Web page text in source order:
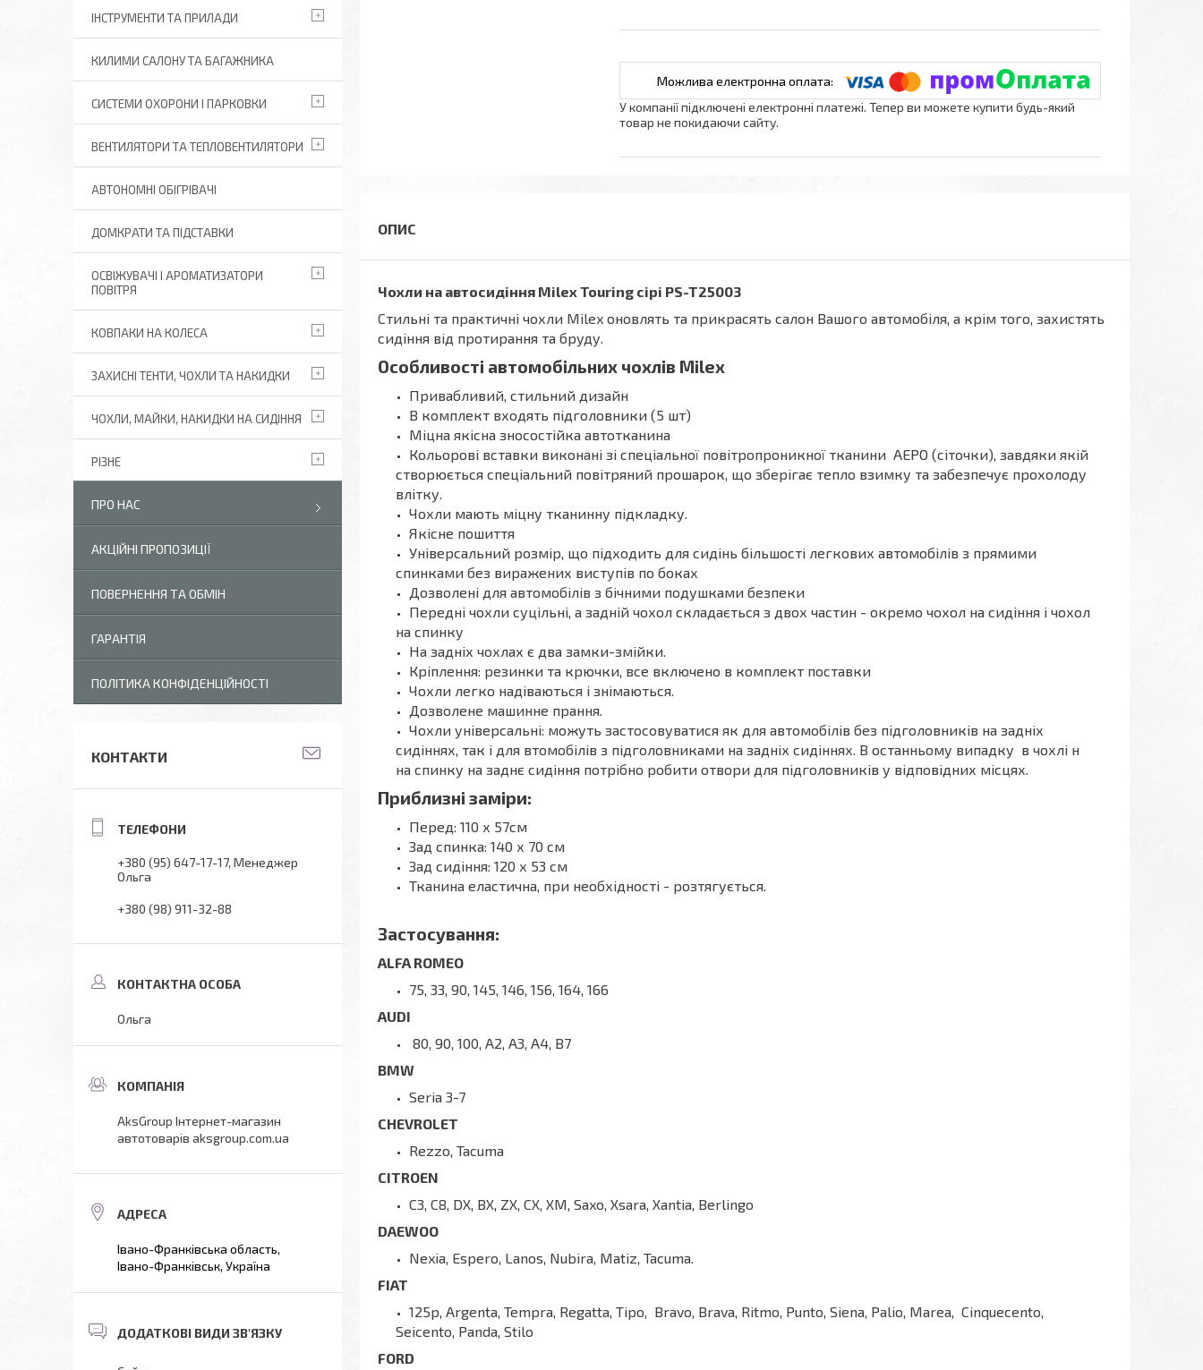
У компанії підключені електронні платежі. Тепер ви можете купити будь-який
товар не покидаючи сайту.
Чохли на автосидіння Milex Touring сірі PS-T25003
Стильні та практичні чохли Milex оновлять та прикрасять салон Вашого автомобіля, а крім того, захистять
сидіння від протирання та бруду.
Особливості автомобільних чохлів Milex
Привабливий, стильний дизайн
В комплект входять підголовники (5 шт)
Міцна якісна зносостійка автотканина
Кольорові вставки виконані зі спеціальної повітропроникної тканини АЕРО (сіточки), завдяки якій
створюється спеціальний повітряний прошарок, що зберігає тепло взимку та забезпечує прохолоду
влітку.
Чохли мають міцну тканинну підкладку.
Якісне пошиття
Універсальний розмір, що підходить для сидінь більшості легкових автомобілів з прямими
спинками без виражених виступів по боках
Дозволені для автомобілів з бічними подушками безпеки
Передні чохли суцільні, а задній чохол складається з двох частин - окремо чохол на сидіння і чохол
на спинку
На задніх чохлах є два замки-змійки.
Кріплення: резинки та крючки, все включено в комплект поставки
Чохли легко надіваються і знімаються.
Дозволене машинне прання.
Чохли універсальні: можуть застосовуватися як для автомобілів без підголовників на задніх
сидіннях, так і для втомобілів з підголовниками на задніх сидіннях. В останньому випадку в чохлі н
на спинку на заднє сидіння потрібно робити отвори для підголовників у відповідних місцях.
Приблизні заміри:
Перед: 110 х 57см
Зад спинка: 140 х 70 см
Зад сидіння: 120 х 53 см
Тканина еластична, при необхідності - розтягується.
Застосування:
ALFA ROMEO
75, 33, 90, 145, 146, 156, 164, 166
AUDI
80, 90, 100, A2, A3, A4, B7
BMW
Seria 3-7
CHEVROLET
Rezzo, Tacuma
CITROEN
C3, C8, DX, BX, ZX, CX, XM, Saxo, Xsara, Xantia, Berlingo
DAEWOO
Nexia, Espero, Lanos, Nubira, Matiz, Tacuma.
FIAT
125p, Argenta, Tempra, Regatta, Tipo, Bravo, Brava, Ritmo, Punto, Siena, Palio, Marea, Cinquecento,
Seicento, Panda, Stilo
FORD
ІНСТРУМЕНТИ ТА ПРИЛАДИ
КИЛИМИ САЛОНУ ТА БАГАЖНИКА
СИСТЕМИ ОХОРОНИ І ПАРКОВКИ
ВЕНТИЛЯТОРИ ТА ТЕПЛОВЕНТИЛЯТОРИ
АВТОНОМНІ ОБІГРІВАЧІ
ДОМКРАТИ ТА ПІДСТАВКИ
ОСВІЖУВАЧІ І АРОМАТИЗАТОРИ
ПОВІТРЯ
КОВПАКИ НА КОЛЕСА
ЗАХИСНІ ТЕНТИ, ЧОХЛИ ТА НАКИДКИ
ЧОХЛИ, МАЙКИ, НАКИДКИ НА СИДІННЯ
РІЗНЕ
ПРО НАС
АКЦІЙНІ ПРОПОЗИЦІЇ
ПОВЕРНЕННЯ ТА ОБМІН
ГАРАНТІЯ
ПОЛІТИКА КОНФІДЕНЦІЙНОСТІ
КОНТАКТИ
+380 (95) 647-17-17 Менеджер
Ольга
+380 (98) 911-32-88
Ольга
AksGroup Інтернет-магазин
автотоварів aksgroup.com.ua
Івано-Франківська область,
Івано-Франківськ, Україна